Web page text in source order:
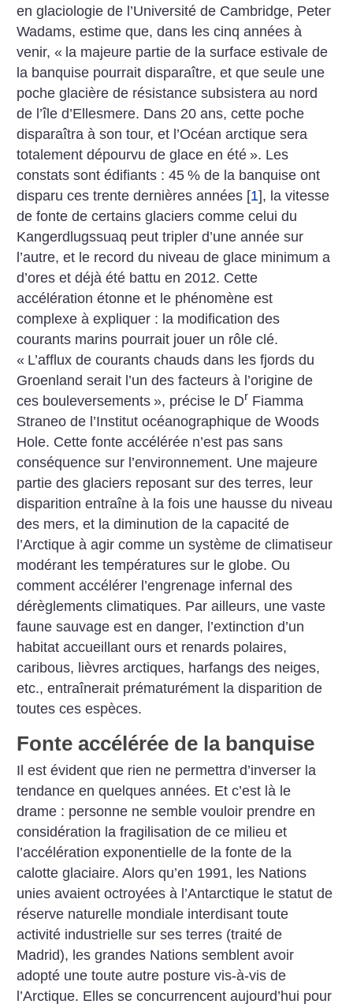
en glaciologie de l’Université de Cambridge, Peter
Wadams, estime que, dans les cinq années à
venir, « la majeure partie de la surface estivale de
la banquise pourrait disparaître, et que seule une
poche glacière de résistance subsistera au nord
de l’île d’Ellesmere. Dans 20 ans, cette poche
disparaîtra à son tour, et l’Océan arctique sera
totalement dépourvu de glace en été ». Les
constats sont édifiants : 45 % de la banquise ont
disparu ces trente dernières années [1], la vitesse
de fonte de certains glaciers comme celui du
Kangerdlugssuaq peut tripler d’une année sur
l’autre, et le record du niveau de glace minimum a
d’ores et déjà été battu en 2012. Cette
accélération étonne et le phénomène est
complexe à expliquer : la modification des
courants marins pourrait jouer un rôle clé.
« L’afflux de courants chauds dans les fjords du
Groenland serait l’un des facteurs à l’origine de
ces bouleversements », précise le Dr Fiamma
Straneo de l’Institut océanographique de Woods
Hole. Cette fonte accélérée n’est pas sans
conséquence sur l’environnement. Une majeure
partie des glaciers reposant sur des terres, leur
disparition entraîne à la fois une hausse du niveau
des mers, et la diminution de la capacité de
l’Arctique à agir comme un système de climatiseur
modérant les températures sur le globe. Ou
comment accélérer l’engrenage infernal des
dérèglements climatiques. Par ailleurs, une vaste
faune sauvage est en danger, l’extinction d’un
habitat accueillant ours et renards polaires,
caribous, lièvres arctiques, harfangs des neiges,
etc., entraînerait prématurément la disparition de
toutes ces espèces.
Fonte accélérée de la banquise
Il est évident que rien ne permettra d’inverser la
tendance en quelques années. Et c’est là le
drame : personne ne semble vouloir prendre en
considération la fragilisation de ce milieu et
l’accélération exponentielle de la fonte de la
calotte glaciaire. Alors qu’en 1991, les Nations
unies avaient octroyées à l’Antarctique le statut de
réserve naturelle mondiale interdisant toute
activité industrielle sur ses terres (traité de
Madrid), les grandes Nations semblent avoir
adopté une toute autre posture vis-à-vis de
l’Arctique. Elles se concurrencent aujourd’hui pour